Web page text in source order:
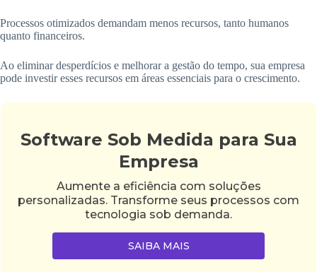
Processos otimizados demandam menos recursos, tanto humanos
quanto financeiros.
Ao eliminar desperdícios e melhorar a gestão do tempo, sua empresa
pode investir esses recursos em áreas essenciais para o crescimento.
Software Sob Medida para Sua
Empresa
Aumente a eficiência com soluções
personalizadas. Transforme seus processos com
tecnologia sob demanda.
SAIBA MAIS